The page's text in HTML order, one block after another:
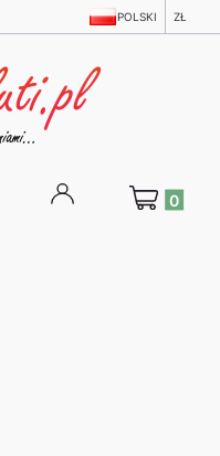
POLSKI ZŁ
Produkty w